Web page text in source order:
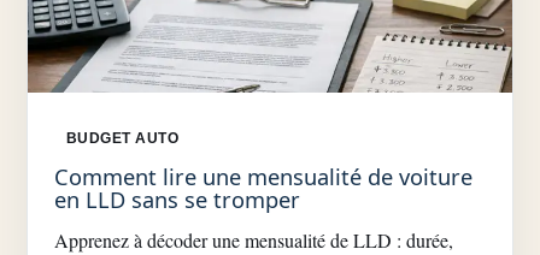
BUDGET AUTO
Comment lire une mensualité de voiture
en LLD sans se tromper
Apprenez à décoder une mensualité de LLD : durée,